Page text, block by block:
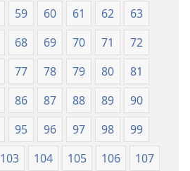
59 60 61 62
63
68 69 70 71
72
77 78 79 80
81
86 87 88 89
90
95 96 97 98
99
103 104 105 106
107